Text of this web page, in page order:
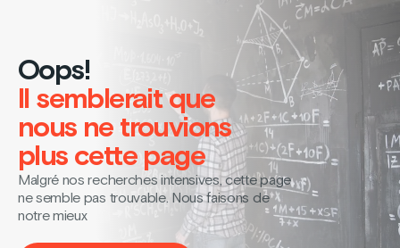
Oops!
Il semblerait que
nous ne trouvions
plus cette page
Malgré nos recherches intensives, cette page
ne semble pas trouvable. Nous faisons de
notre mieux